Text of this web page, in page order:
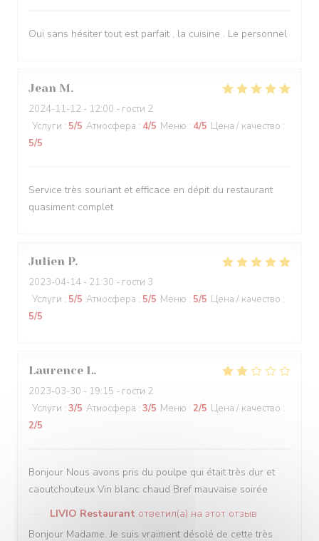
Oui sans hésiter tout est parfait , la cuisine . Le personnel
Jean M
2024-11-12 - 12:00 - гости 2
Услуги : 5/5 Атмосфера : 4/5 Меню : 4/5 Цена / качество :
5/5
Service très souriant et efficace en dépit du restaurant
quasiment complet
Julien P
2023-04-14 - 21:30 - гости 3
Услуги : 5/5 Атмосфера : 5/5 Меню : 5/5 Цена / качество :
5/5
Laurence L
2023-03-30 - 19:15 - гости 2
Услуги : 3/5 Атмосфера : 3/5 Меню : 2/5 Цена / качество :
2/5
Bonjour Nous avons pris du poulpe qui était très dur et
caoutchouteux Vin blanc chaud Bref mauvaise soirée
LIVIO Restaurant ответил(а) на этот отзыв
Bonjour Madame. Je suis vraiment désolé de cette très